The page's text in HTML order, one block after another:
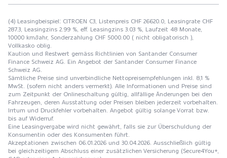
(4) Leasingbeispiel: CITROEN C3, Listenpreis CHF 26620.0, Leasingrate CHF
287.3, Leasingzins 2.99 %, eff. Leasingzins 3.03 %, Laufzeit 48 Monate,
10000 km/Jahr, Sonderzahlung CHF 5000.00 ( nicht obligatorisch ),
Vollkasko oblig.
Kaution und Restwert gemäss Richtlinien von Santander Consumer
Finance Schweiz AG. Ein Angebot der Santander Consumer Finance
Schweiz AG.
Sämtliche Preise sind unverbindliche Nettopreisempfehlungen inkl. 8,1 %
MwSt. (sofern nicht anders vermerkt). Alle Informationen und Preise sind
zum Zeitpunkt der Onlineschaltung gültig, allfällige Änderungen bei den
Fahrzeugen, deren Ausstattung oder Preisen bleiben jederzeit vorbehalten.
Irrtum und Druckfehler vorbehalten. Angebot gültig solange Vorrat bzw.
bis auf Widerruf.
Eine Leasingvergabe wird nicht gewährt, falls sie zur Überschuldung der
Konsumentin oder des Konsumenten führt.
Akzeptationen zwischen 06.01.2026 und 30.04.2026. Ausschließlich gültig
bei gleichzeitigem Abschluss einer zusätzlichen Versicherung (Secure4You+,